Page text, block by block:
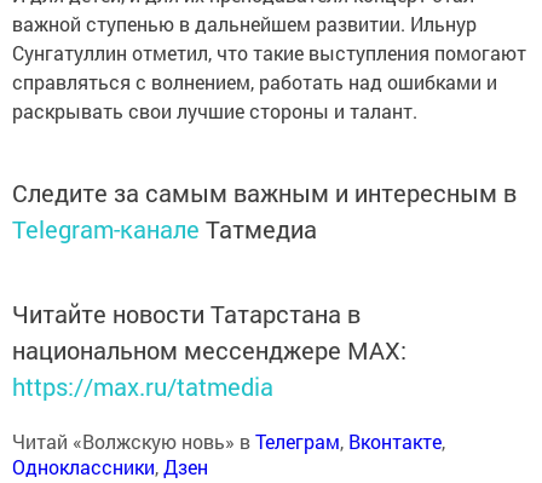
важной ступенью в дальнейшем развитии. Ильнур
Сунгатуллин отметил, что такие выступления помогают
справляться с волнением, работать над ошибками и
раскрывать свои лучшие стороны и талант.
Следите за самым важным и интересным в
Telegram-канале Татмедиа
Читайте новости Татарстана в
национальном мессенджере MАХ:
https://max.ru/tatmedia
Читай «Волжскую новь» вТелеграм, Вконтакте,
Одноклассники,Дзен